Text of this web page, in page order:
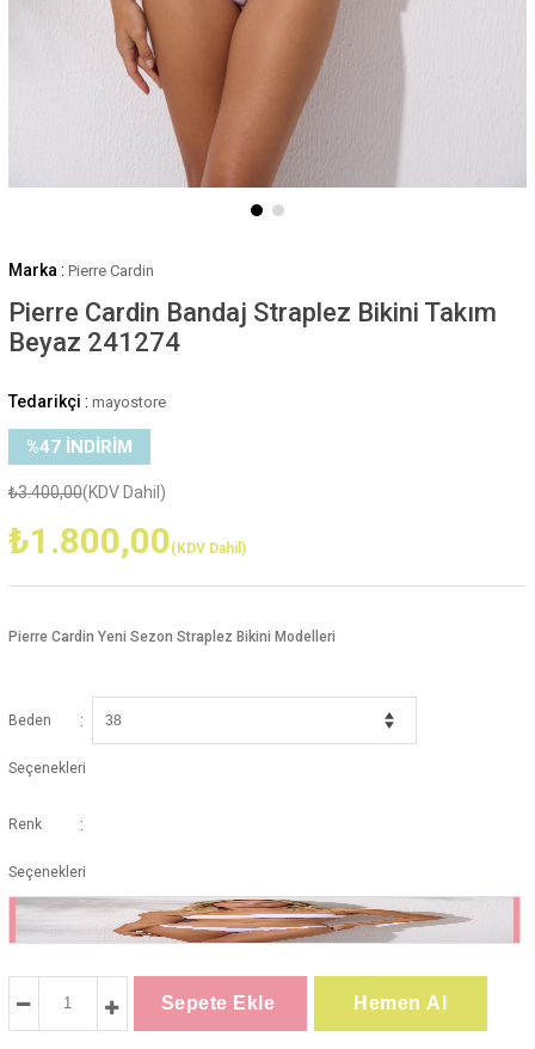
Marka : Pierre Cardin
Pierre Cardin Bandaj Straplez Bikini Takım
Beyaz 241274
Tedarikçi : mayostore
%47İNDIRIM
₺3.400,00(KDV Dahil)
₺1.800,00(KDV Dahil)
Pierre Cardin Yeni Sezon Straplez Bikini Modelleri
Beden
Seçenekleri
:
Renk
Seçenekleri
: